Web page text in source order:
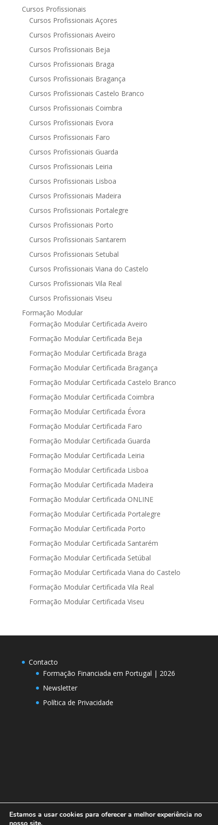
Cursos Profissionais
Cursos Profissionais Açores
Cursos Profissionais Aveiro
Cursos Profissionais Beja
Cursos Profissionais Braga
Cursos Profissionais Bragança
Cursos Profissionais Castelo Branco
Cursos Profissionais Coimbra
Cursos Profissionais Evora
Cursos Profissionais Faro
Cursos Profissionais Guarda
Cursos Profissionais Leiria
Cursos Profissionais Lisboa
Cursos Profissionais Madeira
Cursos Profissionais Portalegre
Cursos Profissionais Porto
Cursos Profissionais Santarem
Cursos Profissionais Setubal
Cursos Profissionais Viana do Castelo
Cursos Profissionais Vila Real
Cursos Profissionais Viseu
Formação Modular
Formação Modular Certificada Aveiro
Formação Modular Certificada Beja
Formação Modular Certificada Braga
Formação Modular Certificada Bragança
Formação Modular Certificada Castelo Branco
Formação Modular Certificada Coimbra
Formação Modular Certificada Évora
Formação Modular Certificada Faro
Formação Modular Certificada Guarda
Formação Modular Certificada Leiria
Formação Modular Certificada Lisboa
Formação Modular Certificada Madeira
Formação Modular Certificada ONLINE
Formação Modular Certificada Portalegre
Formação Modular Certificada Porto
Formação Modular Certificada Santarém
Formação Modular Certificada Setúbal
Formação Modular Certificada Viana do Castelo
Formação Modular Certificada Vila Real
Formação Modular Certificada Viseu
Contacto
Formação Financiada em Portugal | 2026
Newsletter
Política de Privacidade
Estamos a usar cookies para oferecer a melhor experiência no